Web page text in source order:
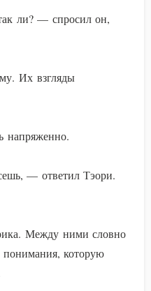
ли? — спросил он,
Их взгляды
— ответил Тэори.
Между ними словно
понимания, которую